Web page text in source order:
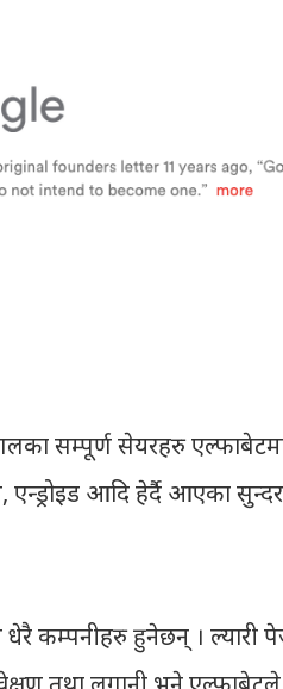
सम्पूर्ण सेयरहरु
आदि हेर्दै आएका
कम्पनीहरु हुनेछन् । ल्यारी